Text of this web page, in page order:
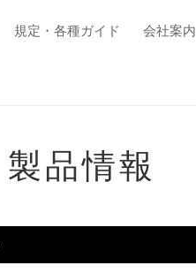
規定・各種ガイド 会社案内
製品情報